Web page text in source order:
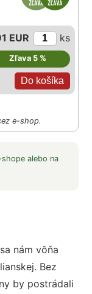
EUR ks
Zľava 5 %
e-shop.
alebo na
nám vôňa
Bez
by postrádali